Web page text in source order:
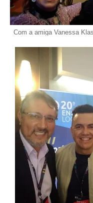
Com a amiga Vanessa